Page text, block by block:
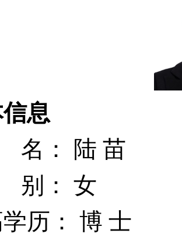
息
： 陆 苗
： 女
历： 博 士